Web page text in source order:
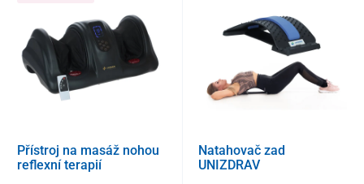
Přístroj na masáž nohou
reflexní terapií
Natahovač zad
UNIZDRAV